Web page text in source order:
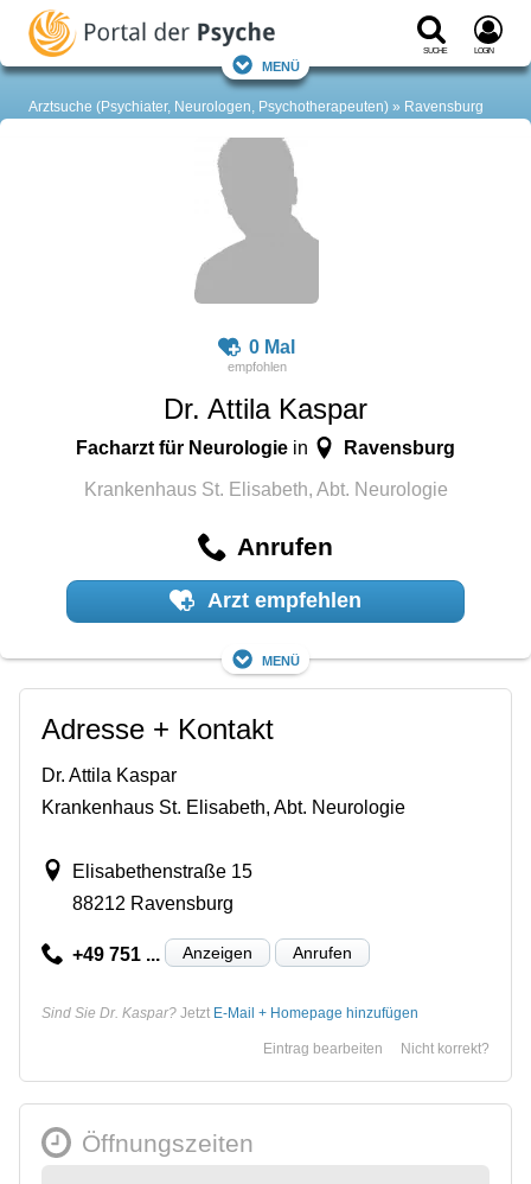
Suche Login
Menü
Arztsuche (Psychiater, Neurologen, Psychotherapeuten) Ravensburg
0 Mal
Dr. Attila Kaspar
Facharzt für Neurologie in Ravensburg
Krankenhaus St. Elisabeth, Abt. Neurologie
Anrufen
Arzt empfehlen
Menü
Adresse + Kontakt
Dr. Attila Kaspar
Krankenhaus St. Elisabeth, Abt. Neurologie
Elisabethenstraße 15
88212 Ravensburg
+49 751 ... Anzeigen Anrufen
Sind Sie Dr. Kaspar? Jetzt E-Mail + Homepage hinzufügen
Nicht korrekt?
Eintrag bearbeiten
Öffnungszeiten